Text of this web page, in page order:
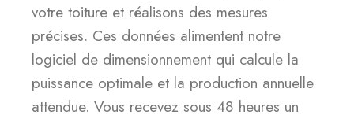
votre toiture et réalisons des mesures
précises. Ces données alimentent notre
logiciel de dimensionnement qui calcule la
puissance optimale et la production annuelle
attendue. Vous recevez sous 48 heures un